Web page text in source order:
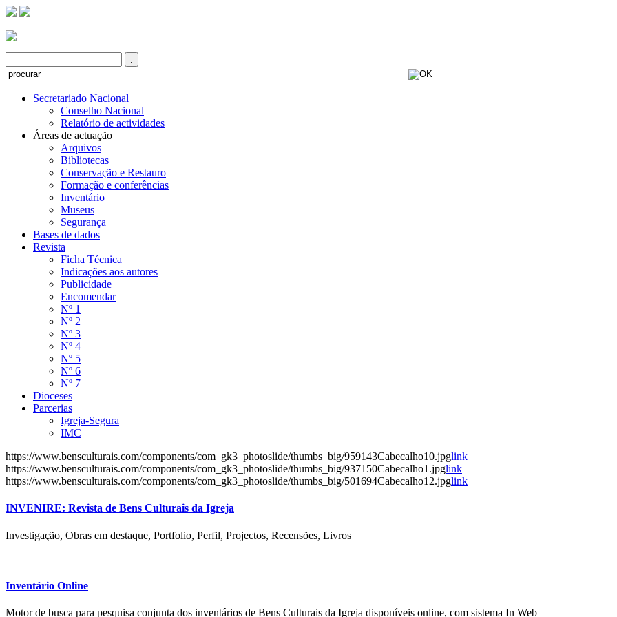
Secretariado Nacional
Conselho Nacional
Relatório de actividades
Áreas de actuação
Arquivos
Bibliotecas
Conservação e Restauro
Formação e conferências
Inventário
Museus
Segurança
Bases de dados
Revista
Ficha Técnica
Indicações aos autores
Publicidade
Encomendar
Nº 1
Nº 2
Nº 3
Nº 4
Nº 5
Nº 6
Nº 7
Dioceses
Parcerias
Igreja-Segura
IMC
https://www.bensculturais.com/components/com_gk3_photoslide/thumbs_big/959143Cabecalho10.jpglink
https://www.bensculturais.com/components/com_gk3_photoslide/thumbs_big/937150Cabecalho1.jpglink
https://www.bensculturais.com/components/com_gk3_photoslide/thumbs_big/501694Cabecalho12.jpglink
INVENIRE: Revista de Bens Culturais da Igreja
Investigação, Obras em destaque, Portfolio, Perfil, Projectos, Recensões, Livros
Inventário Online
Motor de busca para pesquisa conjunta dos inventários de Bens Culturais da Igreja disponíveis online, com sistema In Web